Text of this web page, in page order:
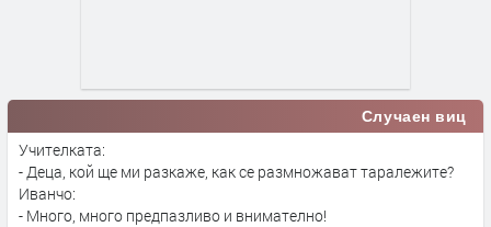
Случаен виц
Учителката:
- Деца, кой ще ми разкаже, как се размножават таралежите?
Иванчо:
- Много, много предпазливо и внимателно!